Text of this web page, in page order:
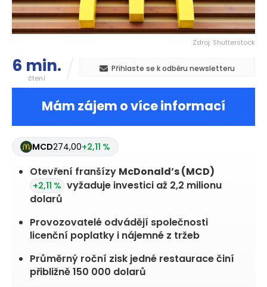
Zdroj: Shutterstock
6 min.
čtení
Přihlaste se k odběru newsletteru
Mám zájem o více informací
MCD274,00+2,11 %
Otevření franšízy McDonald’s(MCD)
+2,11 % vyžaduje investici až 2,2 milionu
dolarů
Provozovatelé odvádějí společnosti
licenční poplatky i nájemné z tržeb
Průměrný roční zisk jedné restaurace činí
přibližně 150 000 dolarů